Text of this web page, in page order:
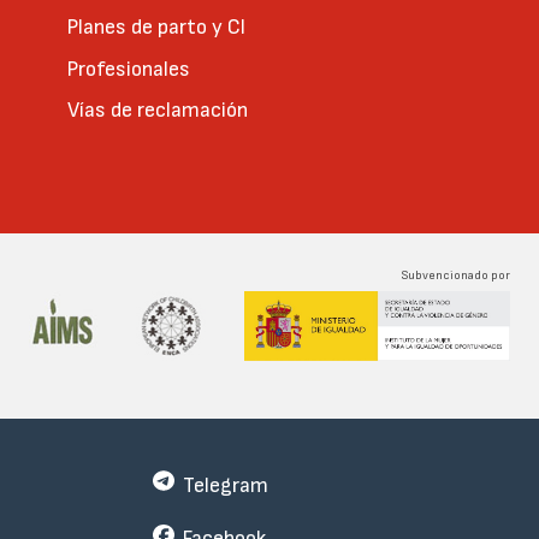
Planes de parto y CI
Profesionales
Vías de reclamación
Subvencionado por
Telegram